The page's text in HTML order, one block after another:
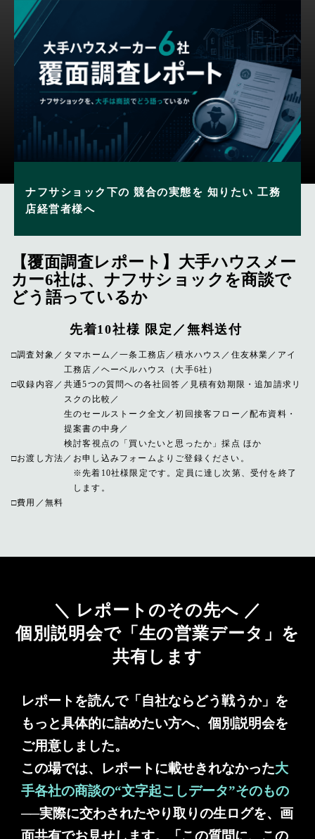
ナフサショック下の 競合の実態を 知りたい 工務
店経営者様へ
【覆面調査レポート】大手ハウスメー
カー6社は、ナフサショックを商談で
どう語っているか
先着10社様 限定／無料送付
調査対象
タマホーム／一条工務店／積水ハウス／住友林業／アイ
工務店／ヘーベルハウス（大手6社）
収録内容
共通5つの質問への各社回答／見積有効期限・追加請求リ
スクの比較／
生のセールストーク全文／初回接客フロー／配布資料・
提案書の中身／
検討客視点の「買いたいと思ったか」採点 ほか
お渡し方法
お申し込みフォームよりご登録ください。
※先着10社様限定です。定員に達し次第、受付を終了
します。
費用
無料
＼ レポートのその先へ ／
個別説明会で「生の営業データ」を
共有します
レポートを読んで「自社ならどう戦うか」を
もっと具体的に詰めたい方へ、個別説明会を
ご用意しました。
この場では、レポートに載せきれなかった大
手各社の商談の“文字起こしデータ”そのもの
──実際に交わされたやり取りの生ログを、画
面共有でお見せします。「この質問に、この